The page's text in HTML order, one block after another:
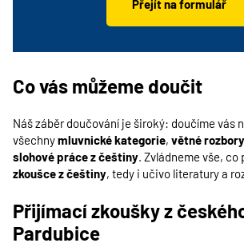
Přejít na formulář
Co vás můžeme doučit
Náš záběr doučování je široký: doučíme vás
všechnymluvnické kategorie, větné rozbory
slohové práce z češtiny. Zvládneme vše, co
zkoušce z češtiny, tedy i učivo literatury a
Přijímací zkoušky z
Pardubice